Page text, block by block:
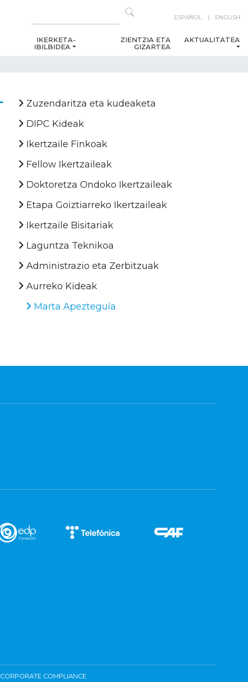
ESPAÑOL ENGLISH
IKERKETA-
IBILBIDEA
ZIENTZIA ETA
GIZARTEA
AKTUALITATEA
Zuzendaritza eta kudeaketa
DIPC Kideak
Ikertzaile Finkoak
Fellow Ikertzaileak
Doktoretza Ondoko Ikertzaileak
Etapa Goiztiarreko Ikertzaileak
Ikertzaile Bisitariak
Laguntza Teknikoa
Administrazio eta Zerbitzuak
Aurreko Kideak
Marta Apezteguía
CORPORATE COMPLIANCE